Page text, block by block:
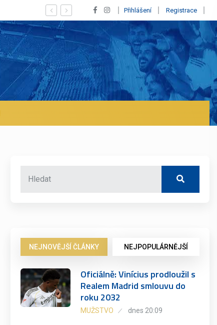
Vypískaný Vinícius! Blíží se jeho odchod z Realu a pustí se
Přihlášení Registrace
NEJNOVĚJŠÍ ČLÁNKY NEJPOPULÁRNĚJŠÍ
Oficiálně: Vinícius prodloužil s
Realem Madrid smlouvu do
roku 2032
MUŽSTVO dnes 20:09